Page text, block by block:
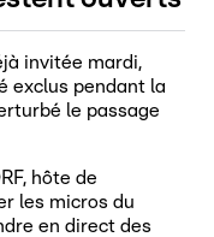
invitée mardi,
exclus pendant la
le passage
hôte de
les micros du
en direct des